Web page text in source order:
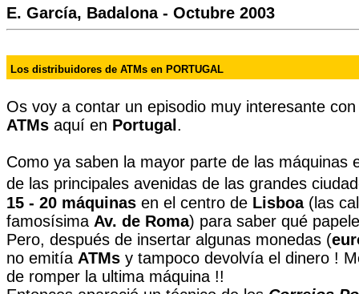
E. García, Badalona - Octubre 2003
Los distribuidores de ATMs en PORTUGAL
Os voy a contar un episodio muy interesante
ATMs aquí en Portugal .
Como ya saben la mayor parte de las máquinas
de las principales avenidas de las grandes
15 - 20 máquinas en el centro de Lisboa(las
famosísima Av. de Roma) para saber qué
Pero, después de insertar algunas monedas (
no emitía ATMs y tampoco devolvía el dinero !
de romper la ultima máquina !!